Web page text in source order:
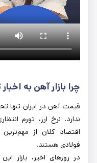
چرا بازار آهن به
قیمت آهن در ایران تنها
ندارد. نرخ ارز، تورم
اقتصاد کلان از
فولادی هستند.
در روزهای اخیر، بازار